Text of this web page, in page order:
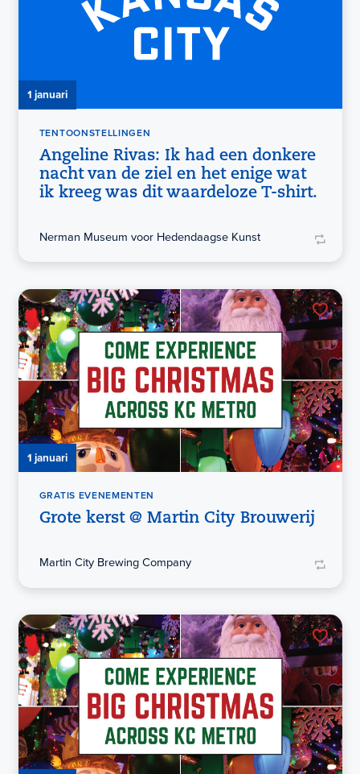
1 januari
TENTOONSTELLINGEN
Angeline Rivas: Ik had een donkere
nacht van de ziel en het enige wat
ik kreeg was dit waardeloze T-shirt.
Nerman Museum voor Hedendaagse Kunst
1 januari
GRATIS EVENEMENTEN
Grote kerst @ Martin City Brouwerij
Martin City Brewing Company